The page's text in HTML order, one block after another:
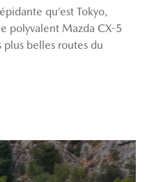
qu’est Tokyo,
polyvalent Mazda CX-5
plus belles routes du